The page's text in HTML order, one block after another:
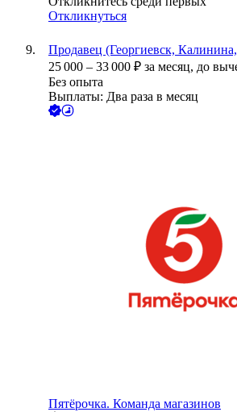
Откликнуться
Продавец (Георгиевск,
25 000 – 33 000 ₽ за месяц, до
Без опыта
Выплаты: Два раза в месяц
Пятёрочка. Команда магазинов